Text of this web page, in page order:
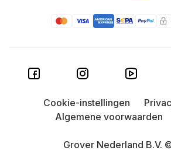
Grover Nederland B.V.
Cookie-instellingen
Algemene voorwaarden